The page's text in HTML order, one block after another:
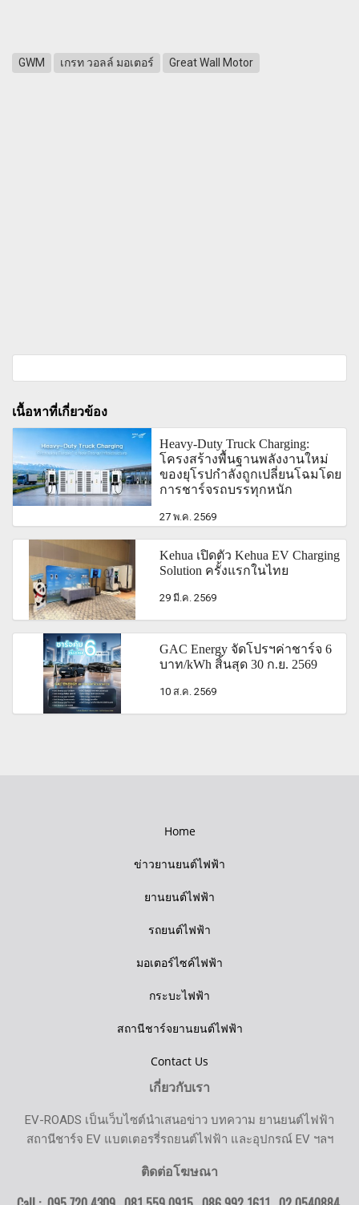
GWM เกรท วอลล์ มอเตอร์ Great Wall Motor
เนื้อหาที่เกี่ยวข้อง
Heavy-Duty Truck Charging:
โครงสร้างพื้นฐานพลังงานใหม่
ของยุโรปกำลังถูกเปลี่ยนโฉมโดย
การชาร์จรถบรรทุกหนัก
27 พ.ค. 2569
Kehua เปิดตัว Kehua EV Charging
Solution ครั้งแรกในไทย
29 มี.ค. 2569
GAC Energy จัดโปรฯค่าชาร์จ 6
บาท/kWh สิ้นสุด 30 ก.ย. 2569
10 ส.ค. 2569
Home
ข่าวยานยนต์ไฟฟ้า
ยานยนต์ไฟฟ้า
รถยนต์ไฟฟ้า
มอเตอร์ไซค์ไฟฟ้า
กระบะไฟฟ้า
สถานีชาร์จยานยนต์ไฟฟ้า
Contact Us
เกี่ยวกับเรา
EV-ROADS เป็นเว็บไซต์นำเสนอข่าว บทความ ยานยนต์ไฟฟ้า
สถานีชาร์จ EV แบตเตอรรี่รถยนต์ไฟฟ้า และอุปกรณ์ EV ฯลฯ
ติดต่อโฆษณา